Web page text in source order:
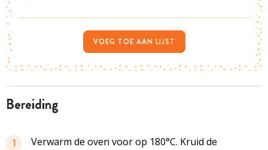
bereiding
1
Verwarm de oven voor op 180°C. Kruid de
VOEG TOE AAN LIJST